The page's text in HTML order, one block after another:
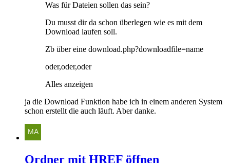
Was für Dateien sollen das sein?
Du musst dir da schon überlegen wie es mit dem
Download laufen soll.
Zb über eine download.php?downloadfile=name
oder,oder,oder
Alles anzeigen
ja die Download Funktion habe ich in einem anderen System
schon erstellt die auch läuft. Aber danke.
Ordner mit HREF öffnen